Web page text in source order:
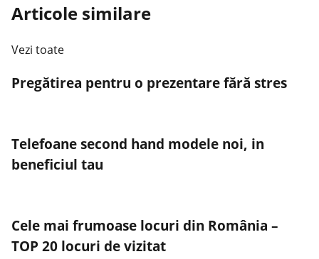
Articole similare
Vezi toate
Pregătirea pentru o prezentare fără stres
Telefoane second hand modele noi, in
beneficiul tau
Cele mai frumoase locuri din România –
TOP 20 locuri de vizitat